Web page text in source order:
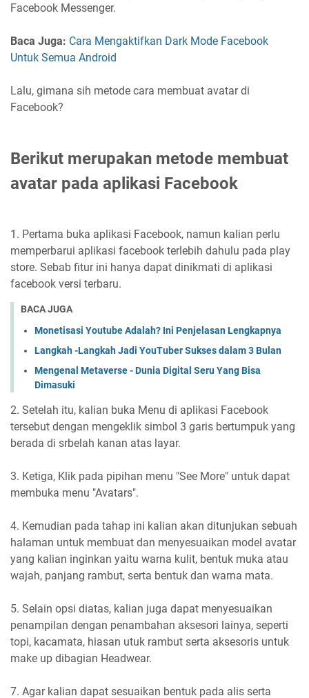
Facebook Messenger.
Baca Juga: Cara Mengaktifkan Dark Mode Facebook
Untuk Semua Android
Lalu, gimana sih metode cara membuat avatar di
Facebook?
Berikut merupakan metode membuat
avatar pada aplikasi Facebook
1. Pertama buka aplikasi Facebook, namun kalian perlu
memperbarui aplikasi facebook terlebih dahulu pada play
store. Sebab fitur ini hanya dapat dinikmati di aplikasi
facebook versi terbaru.
BACA JUGA
Monetisasi Youtube Adalah? Ini Penjelasan Lengkapnya
Langkah -Langkah Jadi YouTuber Sukses dalam 3 Bulan
Mengenal Metaverse - Dunia Digital Seru Yang Bisa
Dimasuki
2. Setelah itu, kalian buka Menu di aplikasi Facebook
tersebut dengan mengeklik simbol 3 garis bertumpuk yang
berada di srbelah kanan atas layar.
3. Ketiga, Klik pada pipihan menu "See More" untuk dapat
membuka menu "Avatars".
4. Kemudian pada tahap ini kalian akan ditunjukan sebuah
halaman untuk membuat dan menyesuaikan model avatar
yang kalian inginkan yaitu warna kulit, bentuk muka atau
wajah, panjang rambut, serta bentuk dan warna mata.
5. Selain opsi diatas, kalian juga dapat menyesuaikan
penampilan dengan penambahan aksesori lainya, seperti
topi, kacamata, hiasan utuk rambut serta aksesoris untuk
make up dibagian Headwear.
7. Agar kalian dapat sesuaikan bentuk pada alis serta